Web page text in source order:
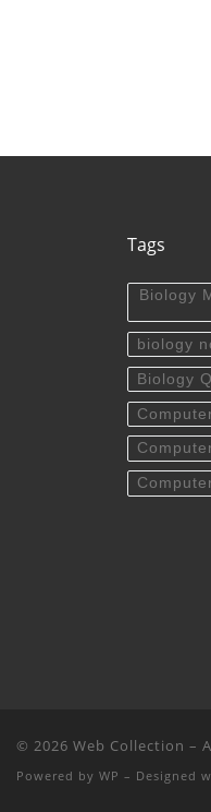
Tags
Biology
biology
Biology
© 2026 Web Collection –
Powered by WP – Designed